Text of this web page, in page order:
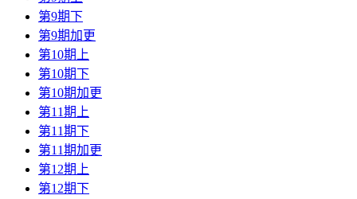
第9期下
第9期加更
第10期上
第10期下
第10期加更
第11期上
第11期下
第11期加更
第12期上
第12期下